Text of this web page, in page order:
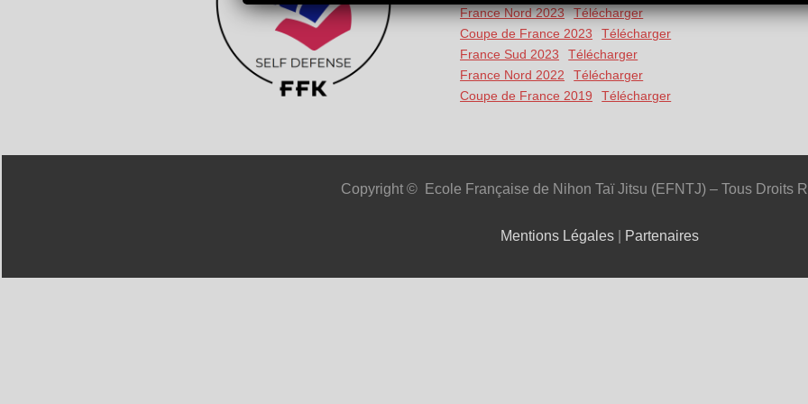
France Nord 2023
Télécharger
Coupe de France 2023
Télécharger
France Sud 2023
Télécharger
France Nord 2022
Télécharger
Coupe de France 2019
Télécharger
Copyright © Ecole Française de Nihon Taï Jitsu (EFNTJ) – Tous Droits
Mentions Légales| Partenaires